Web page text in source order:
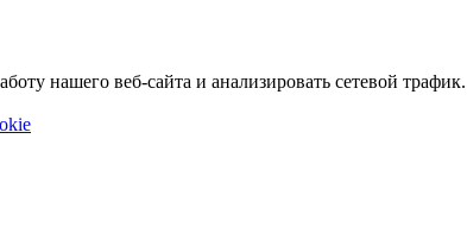
нашего веб-сайта и анализировать сетевой трафик.